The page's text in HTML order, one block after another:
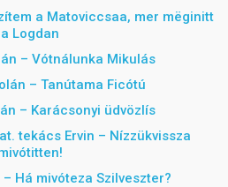
a Matoviccsaa, mer mëginitt
a Logdan
– Vótnálunka Mikulás
– Tanútama Ficótú
– Karácsonyi üdvözlís
tekács Ervin – Nízzükvissza
Há mivóteza Szilveszter?